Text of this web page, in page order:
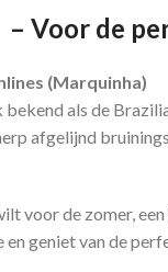
– Voor de
(Marquinha)
als de
afgelijnd
voor de zomer,
geniet van de